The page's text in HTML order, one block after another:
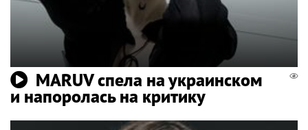
MARUV спела на украинском
и напоролась на критику